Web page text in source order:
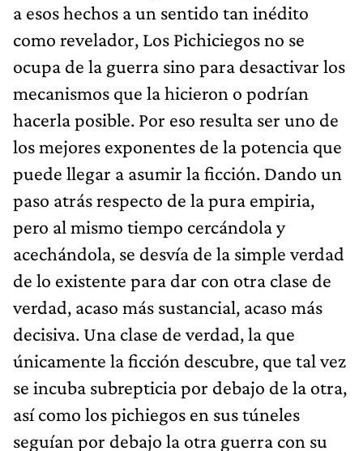
a esos hechos a un sentido tan inédito
como revelador, Los Pichiciegos no se
ocupa de la guerra sino para desactivar los
mecanismos que la hicieron o podrían
hacerla posible. Por eso resulta ser uno de
los mejores exponentes de la potencia que
puede llegar a asumir la ficción. Dando un
paso atrás respecto de la pura empiria,
pero al mismo tiempo cercándola y
acechándola, se desvía de la simple verdad
de lo existente para dar con otra clase de
verdad, acaso más sustancial, acaso más
decisiva. Una clase de verdad, la que
únicamente la ficción descubre, que tal vez
se incuba subrepticia por debajo de la otra,
así como los pichiegos en sus túneles
seguían por debajo la otra guerra con su